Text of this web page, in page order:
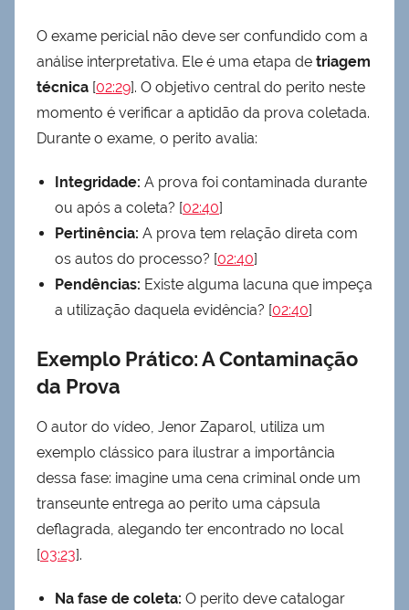
O exame pericial não deve ser confundido com a
análise interpretativa. Ele é uma etapa de triagem
técnica [02:29]. O objetivo central do perito neste
momento é verificar a aptidão da prova coletada.
Durante o exame, o perito avalia:
Integridade: A prova foi contaminada durante
ou após a coleta? [02:40]
Pertinência: A prova tem relação direta com
os autos do processo? [02:40]
Pendências: Existe alguma lacuna que impeça
a utilização daquela evidência? [02:40]
Exemplo Prático: A Contaminação
da Prova
O autor do vídeo, Jenor Zaparol, utiliza um
exemplo clássico para ilustrar a importância
dessa fase: imagine uma cena criminal onde um
transeunte entrega ao perito uma cápsula
deflagrada, alegando ter encontrado no local
[03:23].
Na fase de coleta: O perito deve catalogar